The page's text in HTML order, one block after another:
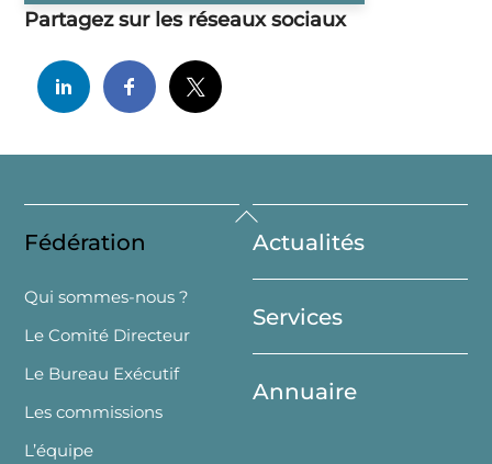
Partagez sur les réseaux sociaux
Back
To
Top
Fédération
Qui sommes-nous ?
Le Comité Directeur
Le Bureau Exécutif
Les commissions
L’équipe
Actualités
Services
Annuaire